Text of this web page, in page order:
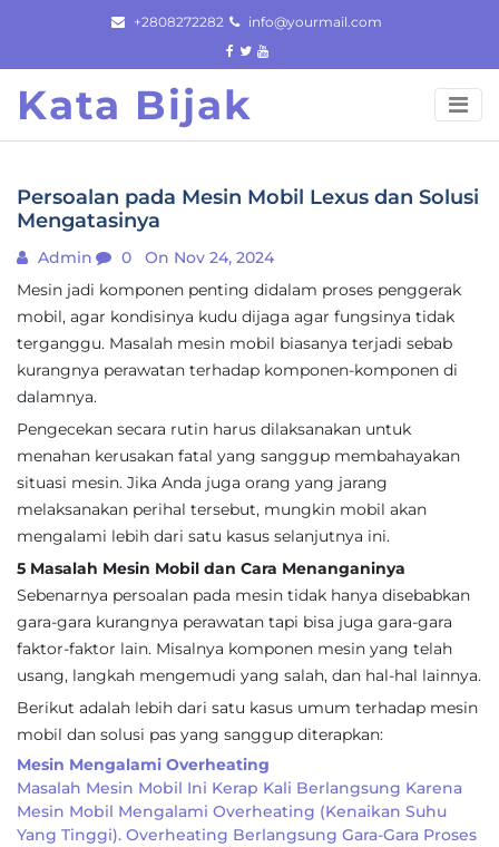
content
+2808272282 info@yourmail.com
Kata Bijak
Persoalan pada Mesin Mobil Lexus dan Solusi
Mengatasinya
Admin 0
On Nov 24, 2024
Mesin jadi komponen penting didalam proses penggerak
mobil, agar kondisinya kudu dijaga agar fungsinya tidak
terganggu. Masalah mesin mobil biasanya terjadi sebab
kurangnya perawatan terhadap komponen-komponen di
dalamnya.
Pengecekan secara rutin harus dilaksanakan untuk
menahan kerusakan fatal yang sanggup membahayakan
situasi mesin. Jika Anda juga orang yang jarang
melaksanakan perihal tersebut, mungkin mobil akan
mengalami lebih dari satu kasus selanjutnya ini.
5 Masalah Mesin Mobil dan Cara Menanganinya
Sebenarnya persoalan pada mesin tidak hanya disebabkan
gara-gara kurangnya perawatan tapi bisa juga gara-gara
faktor-faktor lain. Misalnya komponen mesin yang telah
usang, langkah mengemudi yang salah, dan hal-hal lainnya.
Berikut adalah lebih dari satu kasus umum terhadap mesin
mobil dan solusi pas yang sanggup diterapkan:
Mesin Mengalami Overheating
Masalah Mesin Mobil Ini Kerap Kali Berlangsung Karena
Mesin Mobil Mengalami Overheating (kenaikan Suhu
Yang Tinggi). Overheating Berlangsung Gara-Gara Proses